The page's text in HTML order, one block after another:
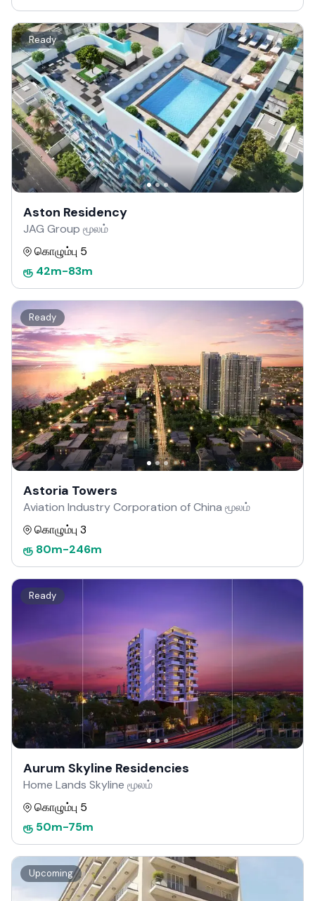
Ready
Aston Residency
JAG Group மூலம்
கொழும்பு 5
ரூ 42m-83m
Ready
Astoria Towers
Aviation Industry Corporation of China மூலம்
கொழும்பு 3
ரூ 80m-246m
Ready
Aurum Skyline Residencies
Home Lands Skyline மூலம்
கொழும்பு 5
ரூ 50m-75m
Upcoming